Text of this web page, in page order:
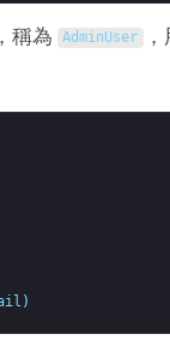
稱為 AdminUser
)